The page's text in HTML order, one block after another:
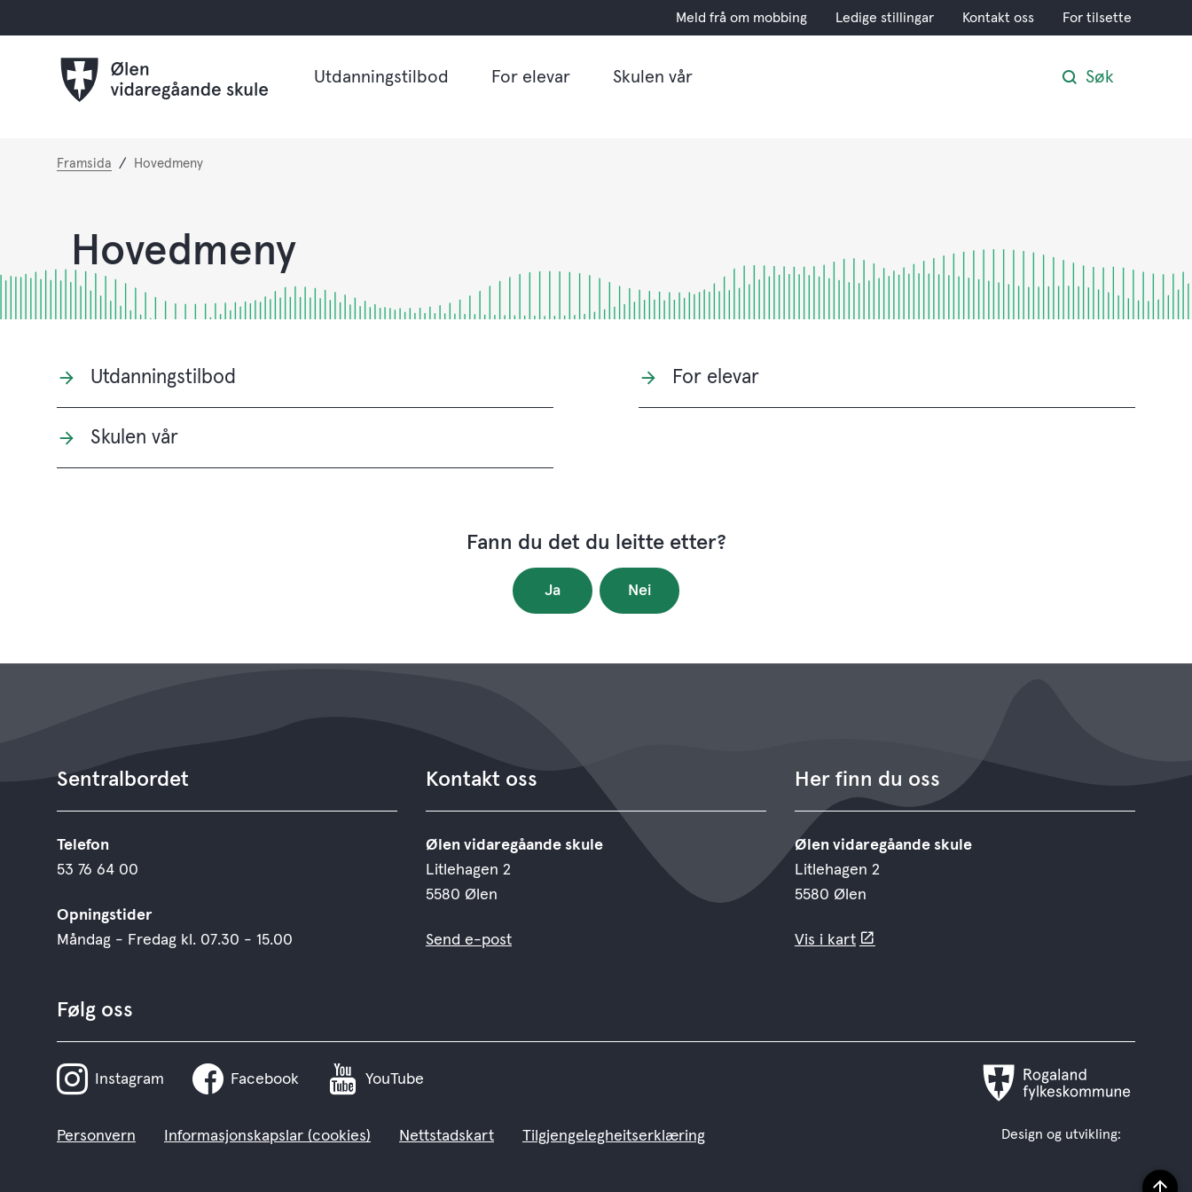
Meld frå om mobbing Ledige stillingar Kontakt oss For tilsette
Utdanningstilbod For elevar Skulen vår Søk
Du
Framsida Hovedmeny
Hovedmeny
Utdanningstilbod For elevar
Skulen vår
Fann du det du leitte etter?
Ja Nei
Sentralbordet
Telefon
53 76 64 00
Opningstider
Måndag - Fredag kl. 07.30 - 15.00
Kontakt oss
Ølen vidaregåande skule
Litlehagen 2
5580 Ølen
Send e-post
Her finn du oss
Ølen vidaregåande skule
Litlehagen 2
5580 Ølen
Vis i kart
Følg oss
Instagram Facebook
YouTube
Rogaland
Personvern
Informasjonskapslar (cookies) Nettstadskart Tilgjengelegheitserklæring Design og utvikling: